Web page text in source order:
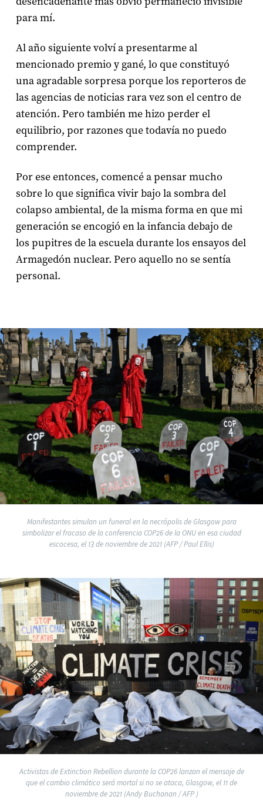
para mí.
Al año siguiente volví a presentarme al
mencionado premio y gané, lo que constituyó
una agradable sorpresa porque los reporteros de
las agencias de noticias rara vez son el centro de
atención. Pero también me hizo perder el
equilibrio, por razones que todavía no puedo
comprender.
Por ese entonces, comencé a pensar mucho
sobre lo que significa vivir bajo la sombra del
colapso ambiental, de la misma forma en que mi
generación se encogió en la infancia debajo de
los pupitres de la escuela durante los ensayos del
Armagedón nuclear. Pero aquello no se sentía
personal.
Manifestantes simulan un funeral en la necrópolis de Glasgow para
simbolizar el fracaso de la conferencia COP26 de la ONU en esa ciudad
escocesa, el 13 de noviembre de 2021 (AFP / Paul Ellis)
Activistas de Extinction Rebellion durante la COP26 lanzan el mensaje de
que el cambio climático será mortal si no se ataca, Glasgow, el 11 de
noviembre de 2021 (Andy Buchanan / AFP )